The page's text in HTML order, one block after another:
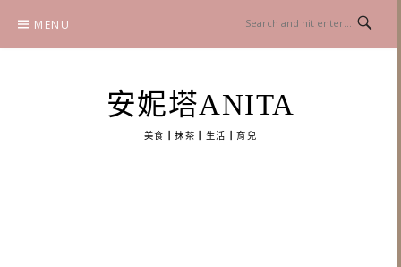
content
MENU
安妮塔ANITA
美食┃抹茶┃生活┃育兒